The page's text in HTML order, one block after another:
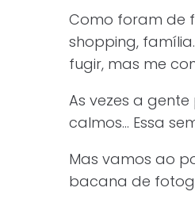
Como foram de
shopping,
fugir, mas me
As vezes a
calmos… Essa
Mas vamos ao
bacana de